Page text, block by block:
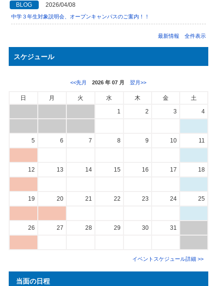
BLOG 2026/04/08
中学３年生対象説明会、オープンキャンパスのご案内！！
最新情報 全件表示
スケジュール
<<先月 2026 年 07 月 翌月>>
日 月 火 水 木 金
土
1
2 3 4
5 6 7 8 9 10 11
12 13 14 15 16 17 18
19 20 21 22 23 24 25
26 27 28 29 30 31
イベントスケジュール詳細 >>
当面の日程